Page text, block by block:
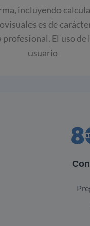
incluyendo
es de
El uso
usuario